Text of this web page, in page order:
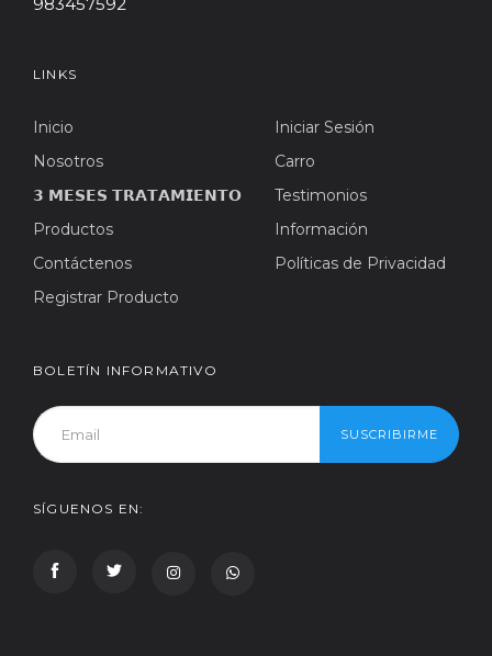
LINKS
Inicio
Nosotros
𝟯 𝗠𝗘𝗦𝗘𝗦 𝗧𝗥𝗔𝗧𝗔𝗠𝗜𝗘𝗡𝗧𝗢
Productos
Contáctenos
Registrar Producto
Iniciar Sesión
Carro
Testimonios
Información
Políticas de Privacidad
BOLETÍN INFORMATIVO
SUSCRIBIRME
SÍGUENOS EN: